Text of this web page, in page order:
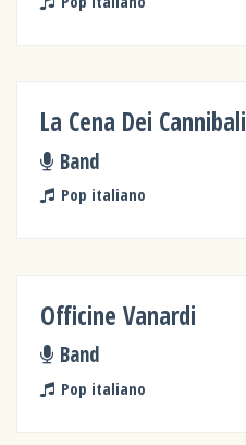
La Cena Dei Cannibali
Band
Pop italiano
Officine Vanardi
Band
Pop italiano